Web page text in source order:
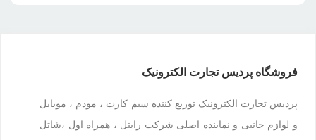
فروشگاه پردیس تجارت الکترونیک
پردیس تجارت الکترونیک توزیع کننده سیم کارت ، مودم ، موبایل
و لوازم جانبی و نماینده اصلی شرکت رایتل ، همراه اول ،شاتل